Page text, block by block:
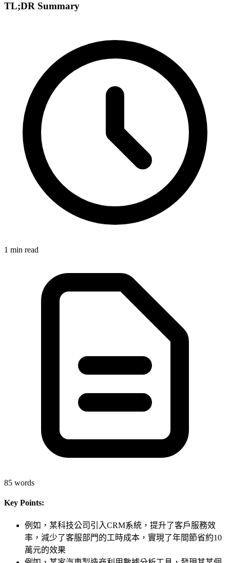
TL;DR Summary
1 min read
85 words
Key Points:
例如，某科技公司引入CRM系統，提升了客戶服務效
率，減少了客服部門的工時成本，實現了年間節省約10
萬元的效果